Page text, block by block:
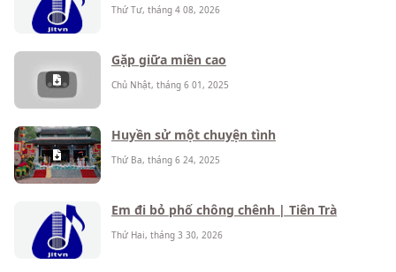
Thứ Tư, tháng 4 08, 2026
Gặp giữa miền cao
Chủ Nhật, tháng 6 01, 2025
Huyền sử một chuyện tình
Thứ Ba, tháng 6 24, 2025
Em đi bỏ phố chông chênh | Tiên Trà
Thứ Hai, tháng 3 30, 2026